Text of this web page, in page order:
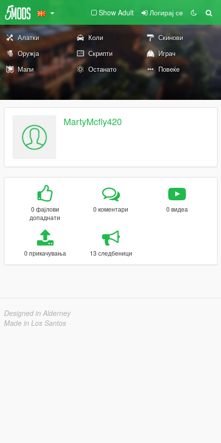
Show Adult Логирај се
Алатки Коли
Скинови
Оружја
Скрипти
Играч
Мапи
Останато Повеќе
MartyMcfly420
0 фајлови
допаднати
0 коментари 0 видеа
0 прикачувања 13 следбеници
Designed in Alderney
Made in Los Santos